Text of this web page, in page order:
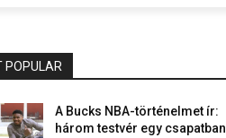
POPULAR
A Bucks NBA-történelmet ír:
három testvér egy csapatban